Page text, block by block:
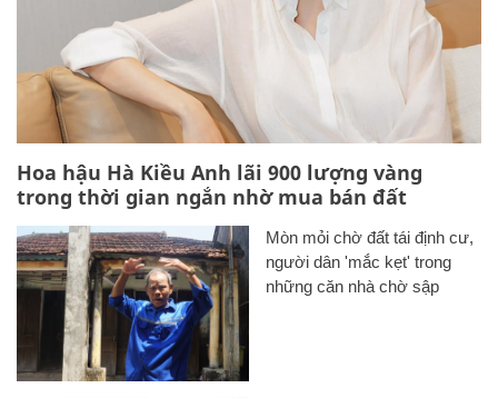
Hoa hậu Hà Kiều Anh lãi 900 lượng vàng
trong thời gian ngắn nhờ mua bán đất
Mòn mỏi chờ đất tái định cư,
người dân 'mắc kẹt' trong
những căn nhà chờ sập